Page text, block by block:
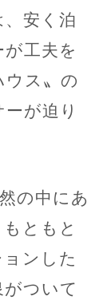
安く泊
工夫を
ス〟の
が迫り
の中にあ
ともと
ンした
ついて